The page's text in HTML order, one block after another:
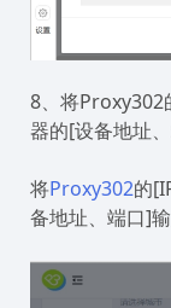
8、将Proxy302
器的[设备地址
将Proxy302的
备地址、端口]输